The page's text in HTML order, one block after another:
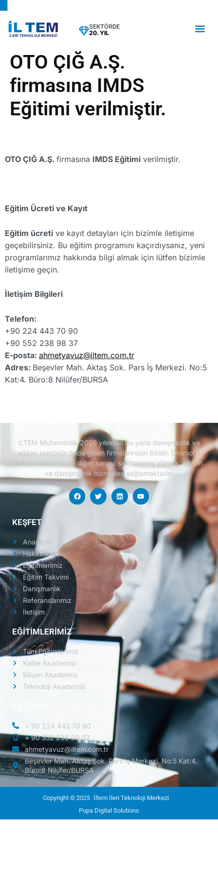
SEKTÖRDE
20. YIL
OTO ÇIĞ A.Ş.
firmasına IMDS
Eğitimi verilmiştir.
OTO ÇIĞ A.Ş. firmasına IMDS Eğitimi verilmiştir.
Eğitim Ücreti ve Kayıt
Eğitim ücreti ve kayıt detayları için bizimle iletişime
geçebilirsiniz. Bu eğitim programını kaçırdıysanız, yeni
programlarımız hakkında bilgi almak için lütfen bizimle
iletişime geçin.
İletişim Bilgileri
Telefon:
+90 224 443 70 90
+90 552 238 98 37
E-posta: ahmetyavuz@iltem.com.tr
Adres: Beşevler Mah. Aktaş Sok. Pars İş Merkezi. No:5
Kat:4. Büro:8 Nilüfer/BURSA
İLTEM Mühendislik 2005 yılından bu yana danışmanlık ve
eğitim sektörün önde gelen firmalarından biridir. Otomotiv
başta olmak üzere diğer sanayi sektörlerine yönelik; eğitim
ve danışmanlık hizmetleri sağlamaktadır.
KEŞFET
Anasayfa
Hakkımızda
Eğitimlerimiz
Eğitim Takvimi
Danışmanlık
Referanslarımız
İletişim
EĞİTİMLERİMİZ
Tüm Eğitimlerimiz
Kalite Akademisi
Bilişim Akademisi
Teknoloji Akademisi
+ 90 224 443 70 90
+ 90 552 238 98 37
ahmetyavuz@iltem.com.tr
Beşevler Mah. Aktaş Sok. Pars İş Merkezi. No:5 Kat:4.
Büro:8 Nilüfer/BURSA
Copyright © 2025 İltem İleri Teknoloji Merkezi
Pupa Digital Solutions